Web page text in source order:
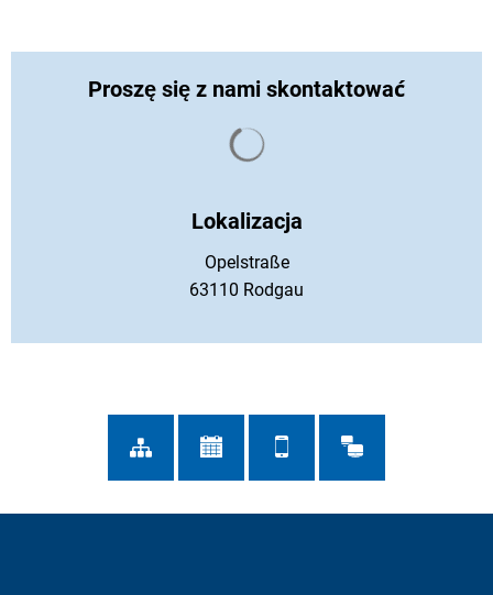
Proszę się z nami skontaktować
Lokalizacja
Opelstraße
63110 Rodgau